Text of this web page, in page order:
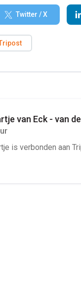
Twitter / X
van Eck - van
is verbonden aan